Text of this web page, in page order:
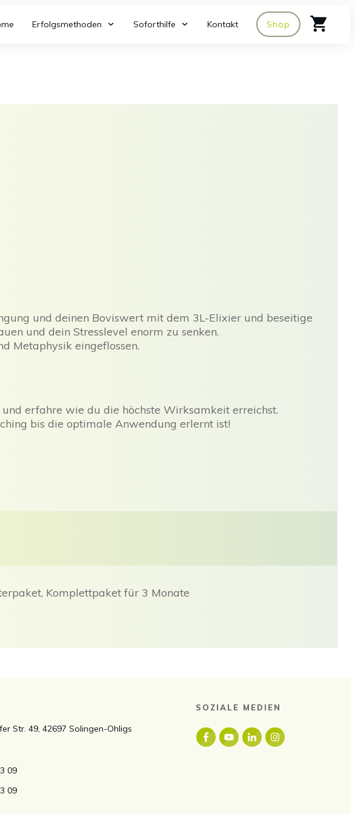
Erfolgsmethoden Soforthilfe Kontakt Shop
und deinen Boviswert mit dem 3L-Elixier und beseitige
und dein Stresslevel enorm zu senken.
Metaphysik eingeflossen.
erfahre wie du die höchste Wirksamkeit erreichst.
bis die optimale Anwendung erlernt ist!
Komplettpaket für 3 Monate
Str. 49, 42697 Solingen-Ohligs
09
09
SOZIALE MEDIEN